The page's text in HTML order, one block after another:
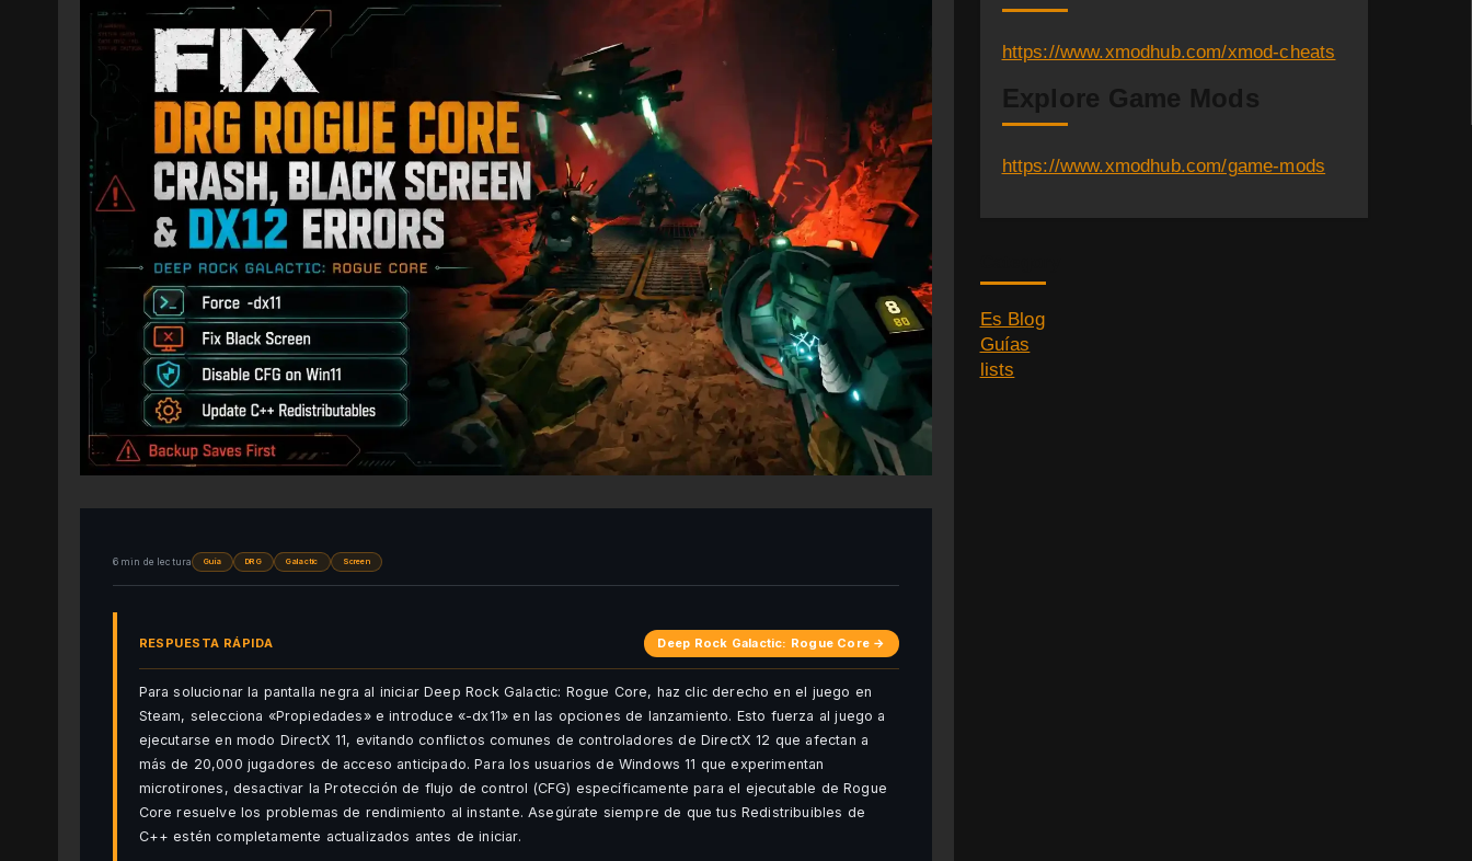
6 min de lectura Guía DRG Galactic Screen
RESPUESTA RÁPIDA Deep Rock Galactic: Rogue Core →
Para solucionar la pantalla negra al iniciar Deep Rock Galactic: Rogue Core, haz clic derecho en el juego en
Steam, selecciona «Propiedades» e introduce «-dx11» en las opciones de lanzamiento. Esto fuerza al juego a
ejecutarse en modo DirectX 11, evitando conflictos comunes de controladores de DirectX 12 que afectan a
más de 20,000 jugadores de acceso anticipado. Para los usuarios de Windows 11 que experimentan
microtirones, desactivar la Protección de flujo de control (CFG) específicamente para el ejecutable de Rogue
Core resuelve los problemas de rendimiento al instante. Asegúrate siempre de que tus Redistribuibles de
C++ estén completamente actualizados antes de iniciar.
https://www.xmodhub.com/xmod-cheats
Explore Game Mods
https://www.xmodhub.com/game-mods
Es Blog
Guías
lists